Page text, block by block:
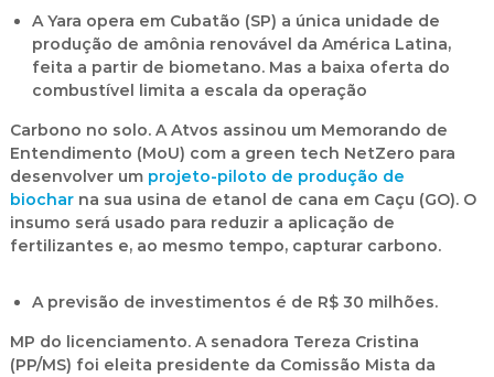
A Yara opera em Cubatão (SP) a única unidade de
produção de amônia renovável da América Latina,
feita a partir de biometano. Mas a baixa oferta do
combustível limita a escala da operação
Carbono no solo. A Atvos assinou um Memorando de
Entendimento (MoU) com a green tech NetZero para
desenvolver um projeto-piloto de produção de
biocharna sua usina de etanol de cana em Caçu (GO). O
insumo será usado para reduzir a aplicação de
fertilizantes e, ao mesmo tempo, capturar carbono.
A previsão de investimentos é de R$ 30 milhões.
MP do licenciamento. A senadora Tereza Cristina
(PP/MS) foi eleita presidente da Comissão Mista da